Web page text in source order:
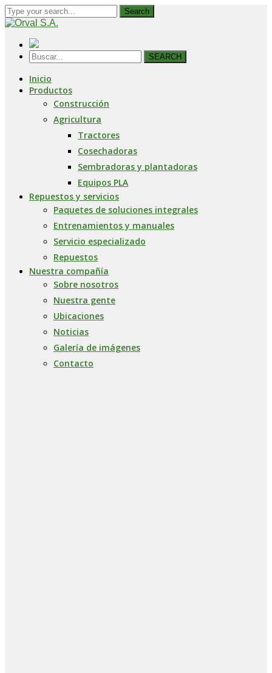
Search
SEARCH
Inicio
Productos
Construcción
Agricultura
Tractores
Cosechadoras
Sembradoras y plantadoras
Equipos PLA
Repuestos y servicios
Paquetes de soluciones integrales
Entrenamientos y manuales
Servicio especializado
Repuestos
Nuestra compañía
Sobre nosotros
Nuestra gente
Ubicaciones
Noticias
Galería de imágenes
Contacto